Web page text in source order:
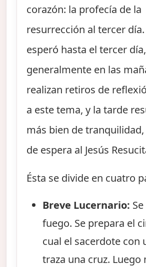
corazón: la profecía de la
resurrección al tercer día.
esperó hasta el tercer día,
generalmente en las
realizan retiros de
a este tema, y la tarde
más bien de
de espera al Jesús
Ésta se divide en cuatro
Breve Lucernario:
fuego. Se prepara el
cual el sacerdote con
traza una cruz. Luego